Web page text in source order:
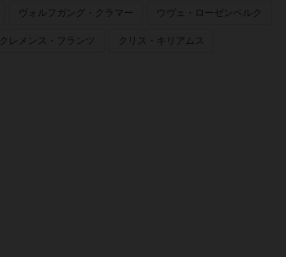
ヴォルフガング・クラマー ウヴェ・ローゼンベルク
クレメンス・フランツ クリス・キリアムス